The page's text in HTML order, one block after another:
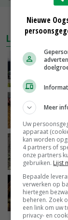
LAATSTE
Nieuwe
Meer
Uw
apparaat
kan worden
4 partners of
onze partners
gebruiken. Lijst
Bepaalde
verwerken op
hiertegen
beheren. Zoek
een link om uw
privacy- en